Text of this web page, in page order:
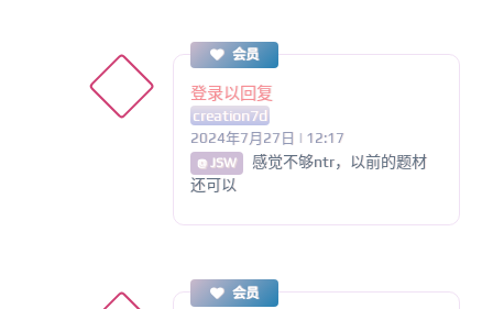
会员
登录以回复
creation7d
2024年7月27日 | 12:17
@ JSW
感觉不够ntr，以前的题材
还可以
会员